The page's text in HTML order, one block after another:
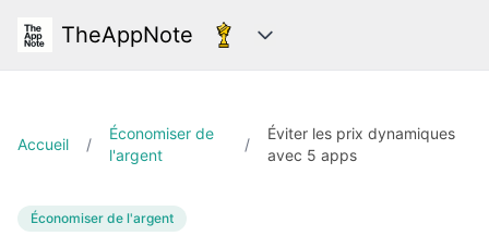
TheAppNote Catégories
Accueil /
Économiser de
l'argent
/
Éviter les prix dynamiques
avec 5 apps
Économiser de l'argent